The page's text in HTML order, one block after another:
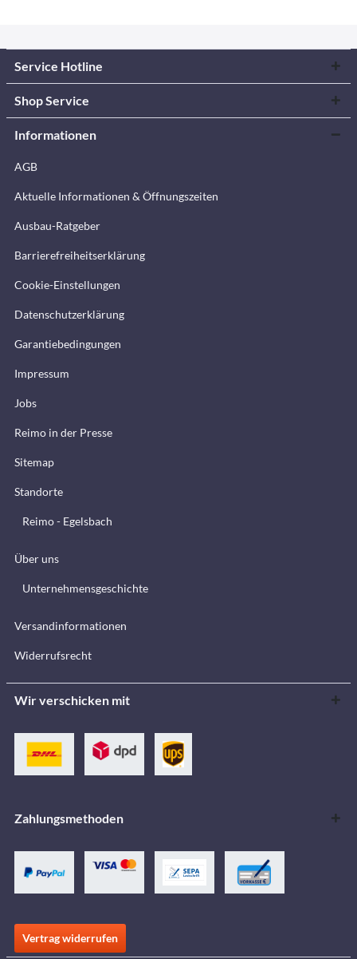
Service Hotline
Shop Service
Informationen
AGB
Aktuelle Informationen & Öffnungszeiten
Ausbau-Ratgeber
Barrierefreiheitserklärung
Cookie-Einstellungen
Datenschutzerklärung
Garantiebedingungen
Impressum
Jobs
Reimo in der Presse
Sitemap
Standorte
Reimo - Egelsbach
Über uns
Unternehmensgeschichte
Versandinformationen
Widerrufsrecht
Wir verschicken mit
Zahlungsmethoden
Vertrag widerrufen